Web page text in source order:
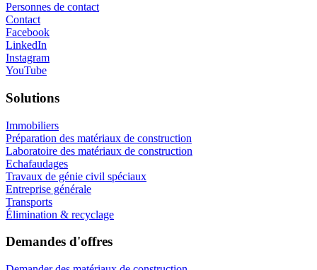
Personnes de contact
Contact
Facebook
LinkedIn
Instagram
YouTube
Solutions
Immobiliers
Préparation des matériaux de construction
Laboratoire des matériaux de construction
Echafaudages
Travaux de génie civil spéciaux
Entreprise générale
Transports
Élimination & recyclage
Demandes d'offres